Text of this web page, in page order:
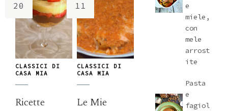
20
CLASSICI DI
CASA MIA
Ricette
11
CLASSICI DI
CASA MIA
Le Mie
e
miele,
con
mele
arrost
ite
Pasta
e
fagiol